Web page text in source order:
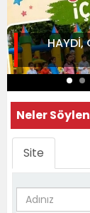
HAYDİ,
Neler
Site